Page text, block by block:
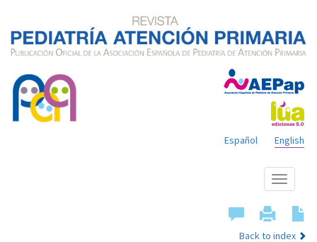
English
Español
Show
menu
Back to index